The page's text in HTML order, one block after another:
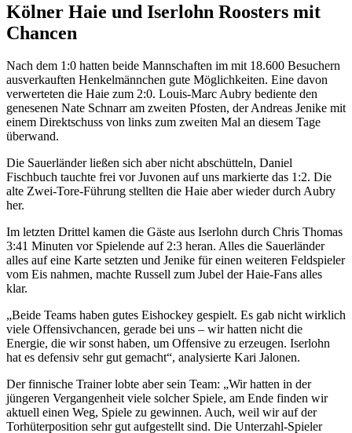
Kölner Haie und Iserlohn Roosters mit
Chancen
Nach dem 1:0 hatten beide Mannschaften im mit 18.600 Besuchern
ausverkauften Henkelmännchen gute Möglichkeiten. Eine davon
verwerteten die Haie zum 2:0. Louis-Marc Aubry bediente den
genesenen Nate Schnarr am zweiten Pfosten, der Andreas Jenike mit
einem Direktschuss von links zum zweiten Mal an diesem Tage
überwand.
Die Sauerländer ließen sich aber nicht abschütteln, Daniel
Fischbuch tauchte frei vor Juvonen auf uns markierte das 1:2. Die
alte Zwei-Tore-Führung stellten die Haie aber wieder durch Aubry
her.
Im letzten Drittel kamen die Gäste aus Iserlohn durch Chris Thomas
3:41 Minuten vor Spielende auf 2:3 heran. Alles die Sauerländer
alles auf eine Karte setzten und Jenike für einen weiteren Feldspieler
vom Eis nahmen, machte Russell zum Jubel der Haie-Fans alles
klar.
„Beide Teams haben gutes Eishockey gespielt. Es gab nicht wirklich
viele Offensivchancen, gerade bei uns – wir hatten nicht die
Energie, die wir sonst haben, um Offensive zu erzeugen. Iserlohn
hat es defensiv sehr gut gemacht“, analysierte Kari Jalonen.
Der finnische Trainer lobte aber sein Team: „Wir hatten in der
jüngeren Vergangenheit viele solcher Spiele, am Ende finden wir
aktuell einen Weg, Spiele zu gewinnen. Auch, weil wir auf der
Torhüterposition sehr gut aufgestellt sind. Die Unterzahl-Spieler